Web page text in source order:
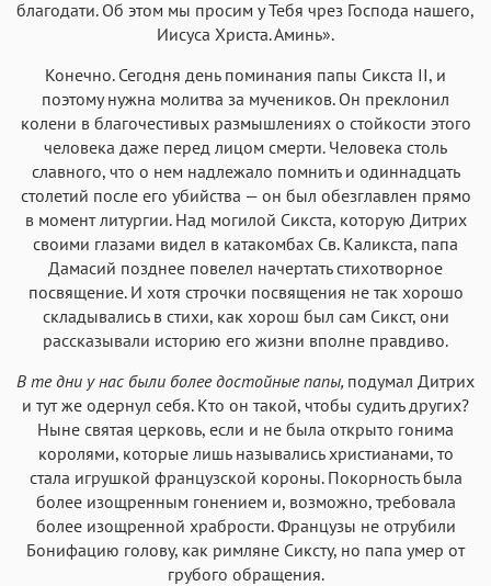
благодати. Об этом мы просим у Тебя чрез Господа нашего,
Иисуса Христа. Аминь».
Конечно. Сегодня день поминания папы Сикста II, и
поэтому нужна молитва за мучеников. Он преклонил
колени в благочестивых размышлениях о стойкости этого
человека даже перед лицом смерти. Человека столь
славного, что о нем надлежало помнить и одиннадцать
столетий после его убийства — он был обезглавлен прямо
в момент литургии. Над могилой Сикста, которую Дитрих
своими глазами видел в катакомбах Св. Каликста, папа
Дамасий позднее повелел начертать стихотворное
посвящение. И хотя строчки посвящения не так хорошо
складывались в стихи, как хорош был сам Сикст, они
рассказывали историю его жизни вполне правдиво.
В те дни у нас были более достойные папы, подумал Дитрих
и тут же одернул себя. Кто он такой, чтобы судить других?
Ныне святая церковь, если и не была открыто гонима
королями, которые лишь назывались христианами, то
стала игрушкой французской короны. Покорность была
более изощренным гонением и, возможно, требовала
более изощренной храбрости. Французы не отрубили
Бонифацию голову, как римляне Сиксту, но папа умер от
грубого обращения.